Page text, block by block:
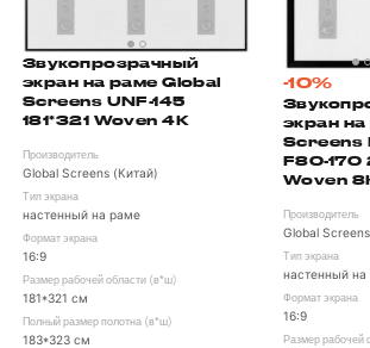
Звукопрозрачный
экран на раме Global
Screens UNF-145
181*321 Woven 4K
Производитель
Global Screens (Китай)
Тип экрана
настенный на раме
Формат экрана
16:9
Размер рабочей области (в*ш)
181*321 см
Полный размер полотна (в*ш)
183*323 см
-10%
экран
Screens
F80-170
Woven
Производитель
Global
Тип экрана
настенный
Формат экрана
16:9
Размер рабочей